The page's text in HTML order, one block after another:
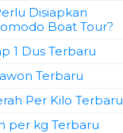
Disiapkan
Boat Tour?
1 Dus Terbaru
Terbaru
Per Kilo Terbaru
per kg Terbaru